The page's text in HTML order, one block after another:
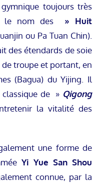
toujours très
le nom des
» Huit
ou Pa Tuan Chin).
des étendards de soie
troupe et portant, en
(Bagua) du Yijing. Il
classique de » Qigong
la vitalité des
une forme de
Yi Yue San Shou
connue, par la